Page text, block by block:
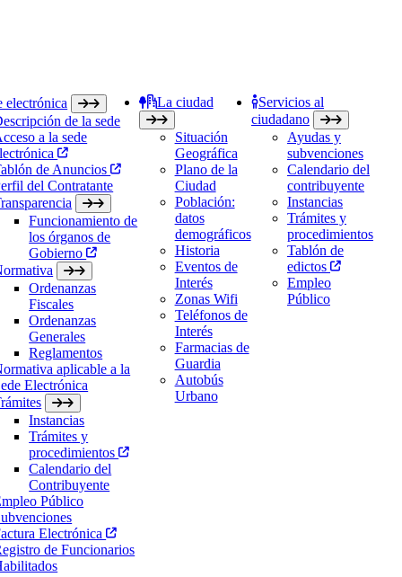
electrónica
de la sede
a la sede
de Anuncios
del Contratante
Funcionamiento de
los órganos de
Gobierno
Ordenanzas
Fiscales
Ordenanzas
Generales
Reglamentos
aplicable a la
Electrónica
Instancias
Trámites y
procedimientos
Calendario del
Contribuyente
Público
Electrónica
de Funcionarios
La ciudad
Situación
Geográfica
Plano de la
Ciudad
Población:
datos
demográficos
Historia
Eventos de
Interés
Zonas Wifi
Teléfonos de
Interés
Farmacias de
Guardia
Autobús
Urbano
Servicios al
ciudadano
Ayudas y
subvenciones
Calendario del
contribuyente
Instancias
Trámites y
procedimientos
Tablón de
edictos
Empleo
Público